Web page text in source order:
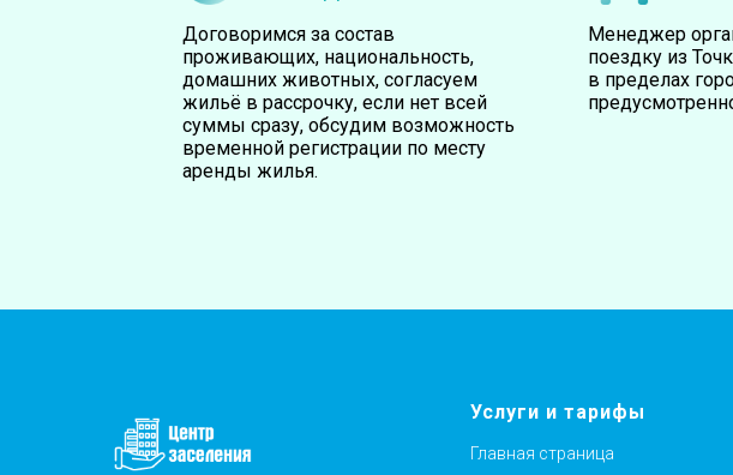
Договоримся за состав
проживающих, национальность,
домашних животных, согласуем
жильё в рассрочку, если нет всей
суммы сразу, обсудим возможность
временной регистрации по месту
аренды жилья.
Менеджер
поездку из
в пределах
Услуги и тарифы
Главная страница